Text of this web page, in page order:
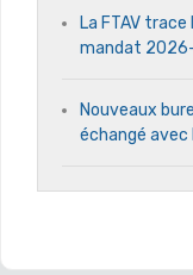
La FTAV
mandat
Nouveaux
échangé avec